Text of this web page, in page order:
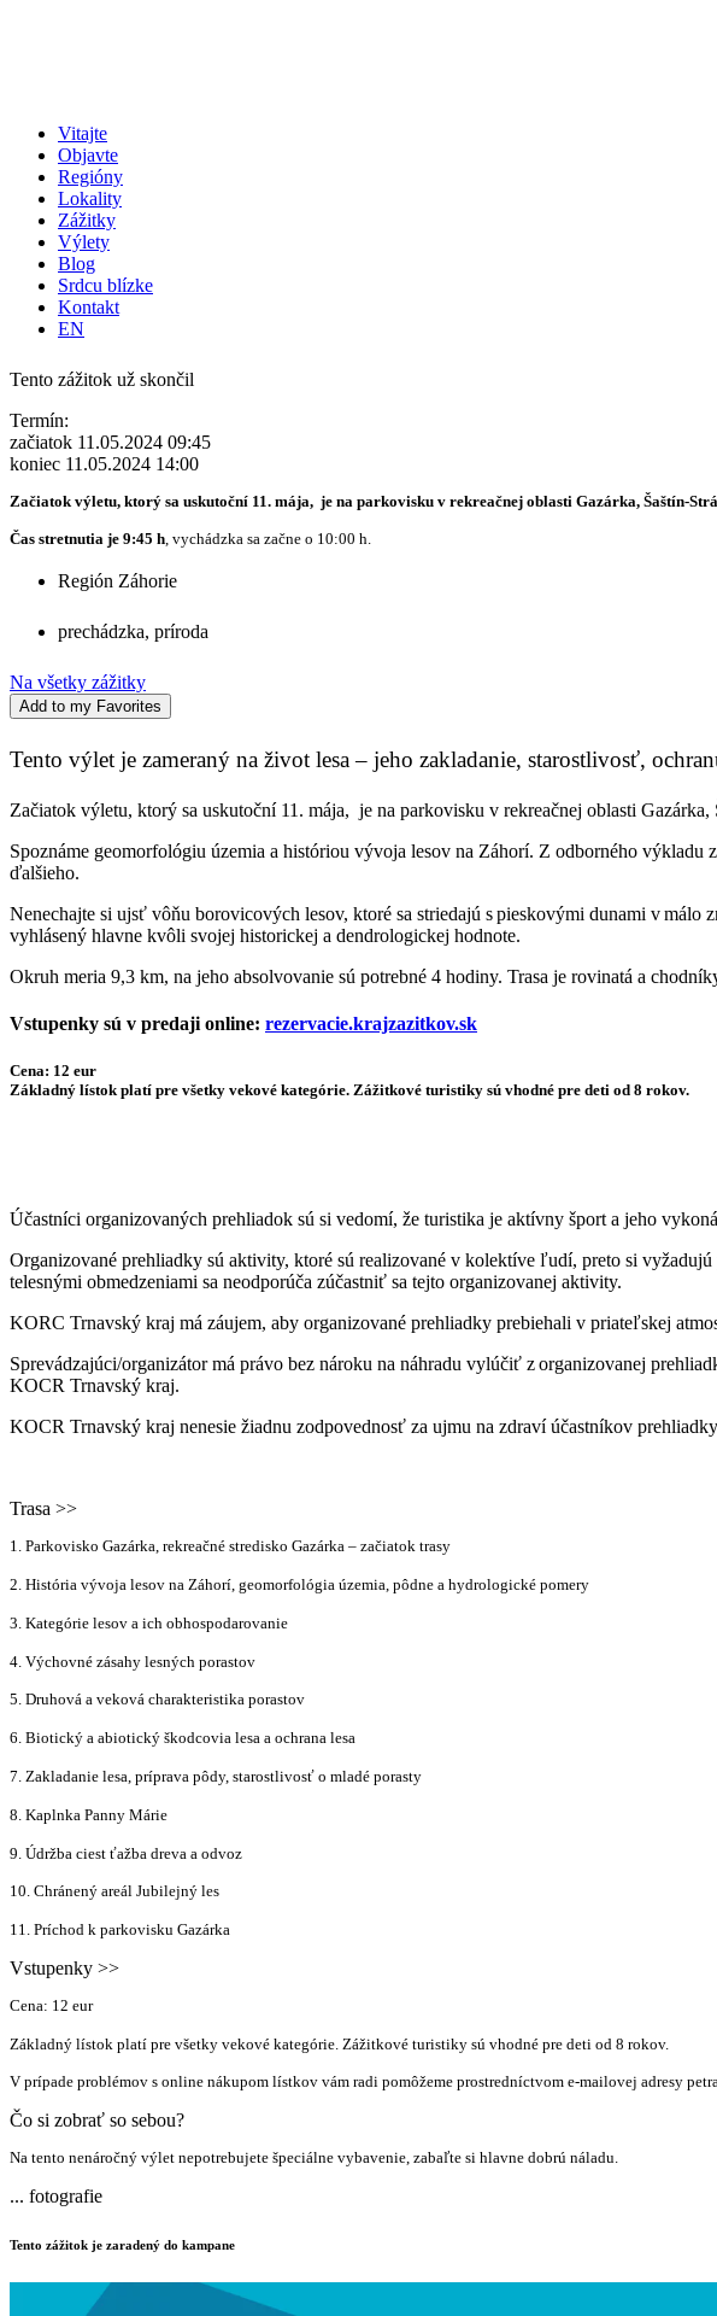
Vitajte
Objavte
Regióny
Lokality
Zážitky
Výlety
Blog
Srdcu blízke
Kontakt
EN
Tento zážitok už skončil
Termín:
začiatok 11.05.2024 09:45
koniec 11.05.2024 14:00
Začiatok výletu, ktorý sa uskutoční 11. mája, je na parkovisku v rekreačnej oblasti Gazárka, Šaštín-
Čas stretnutia je 9:45 h, vychádzka sa začne o 10:00 h.
Región Záhorie
prechádzka, príroda
Na všetky zážitky
Add to my Favorites
Tento výlet je zameraný na život lesa – jeho zakladanie, starostlivosť,
Začiatok výletu, ktorý sa uskutoční 11. mája, je na parkovisku v rekreačnej oblasti Gazárka,
Spoznáme geomorfológiu územia a históriou vývoja lesov na Záhorí. Z odborného výkladu
ďalšieho.
Nenechajte si ujsť vôňu borovicových lesov, ktoré sa striedajú s pieskovými dunami v
vyhlásený hlavne kvôli svojej historickej a dendrologickej hodnote.
Okruh meria 9,3 km, na jeho absolvovanie sú potrebné 4 hodiny. Trasa je rovinatá a
Vstupenky sú v predaji online: rezervacie.krajzazitkov.sk
Cena: 12 eur
Základný lístok platí pre všetky vekové kategórie. Zážitkové turistiky sú vhodné pre deti od 8 rokov.
Účastníci organizovaných prehliadok sú si vedomí, že turistika je aktívny šport a jeho
Organizované prehliadky sú aktivity, ktoré sú realizované v kolektíve ľudí, preto si
telesnými obmedzeniami sa neodporúča zúčastniť sa tejto organizovanej aktivity.
KORC Trnavský kraj má záujem, aby organizované prehliadky prebiehali v priateľskej
Sprevádzajúci/organizátor má právo bez nároku na náhradu vylúčiť z organizovanej
KOCR Trnavský kraj.
KOCR Trnavský kraj nenesie žiadnu zodpovednosť za ujmu na zdraví účastníkov
Trasa >>
1. Parkovisko Gazárka, rekreačné stredisko Gazárka – začiatok trasy
2. História vývoja lesov na Záhorí, geomorfológia územia, pôdne a hydrologické pomery
3. Kategórie lesov a ich obhospodarovanie
4. Výchovné zásahy lesných porastov
5. Druhová a veková charakteristika porastov
6. Biotický a abiotický škodcovia lesa a ochrana lesa
7. Zakladanie lesa, príprava pôdy, starostlivosť o mladé porasty
8. Kaplnka Panny Márie
9. Údržba ciest ťažba dreva a odvoz
10. Chránený areál Jubilejný les
11. Príchod k parkovisku Gazárka
Vstupenky >>
Cena: 12 eur
Základný lístok platí pre všetky vekové kategórie. Zážitkové turistiky sú vhodné pre deti od 8 rokov.
V prípade problémov s online nákupom lístkov vám radi pomôžeme prostredníctvom e-mailovej adresy
Čo si zobrať so sebou?
Na tento nenáročný výlet nepotrebujete špeciálne vybavenie, zabaľte si hlavne dobrú náladu.
... fotografie
Tento zážitok je zaradený do kampane